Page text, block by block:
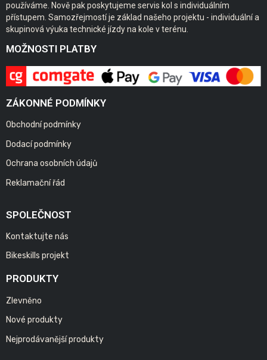
používáme. Nově pak poskytujeme servis kol s individuálním
přístupem. Samozřejmostí je základ našeho projektu - individuální a
skupinová výuka technické jízdy na kole v terénu.
MOŽNOSTI PLATBY
ZÁKONNÉ PODMÍNKY
Obchodní podmínky
Dodací podmínky
Ochrana osobních údajů
Reklamační řád
SPOLEČNOST
Kontaktujte nás
Bikeskills projekt
PRODUKTY
Zlevněno
Nové produkty
Nejprodávanější produkty